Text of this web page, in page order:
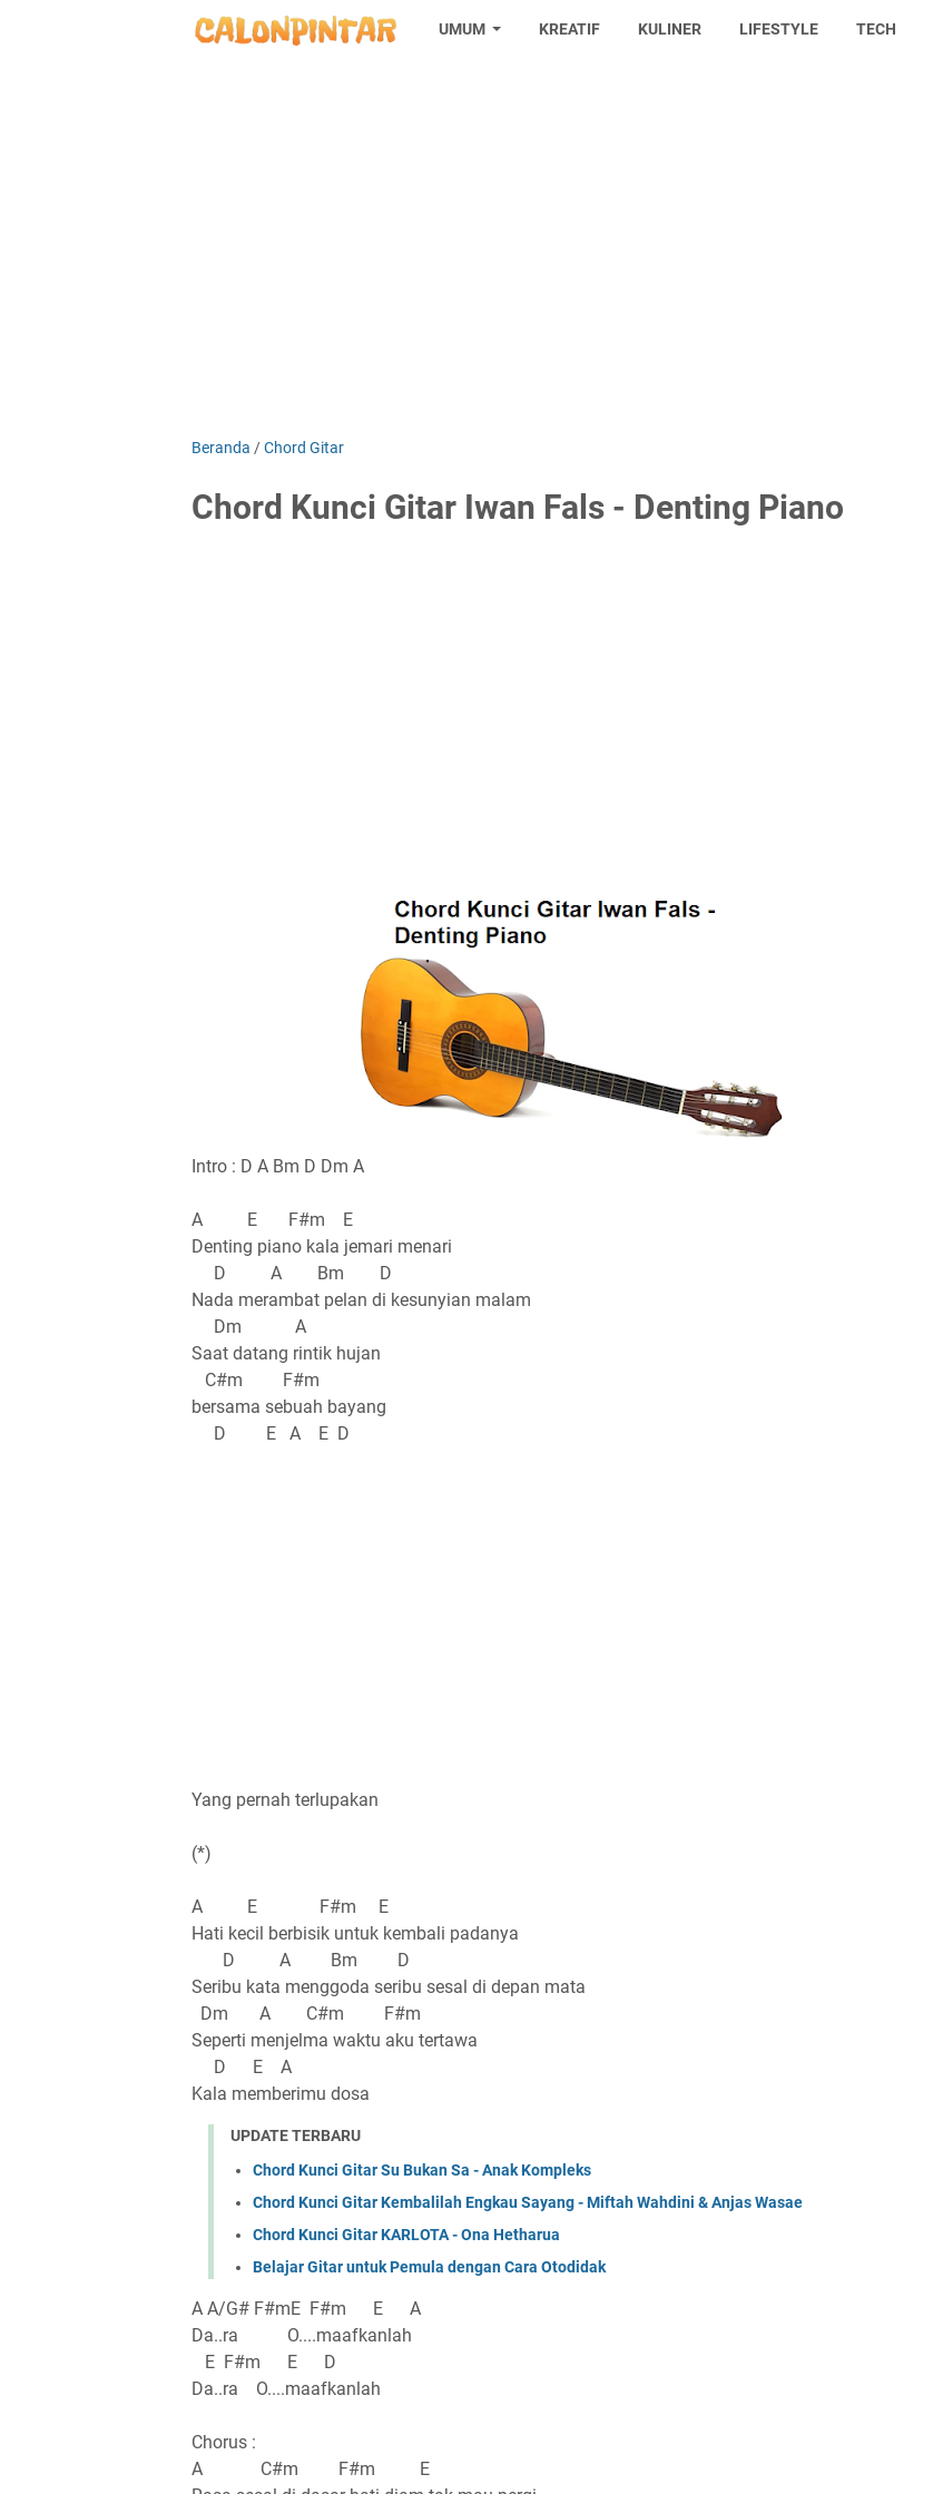
UMUM KREATIF KULINER LIFESTYLE TECH
Beranda /Chord Gitar
Chord Kunci Gitar Iwan Fals - Denting Piano
Intro : D A Bm D Dm A
A E F#m E
Denting piano kala jemari menari
D A Bm D
Nada merambat pelan di kesunyian malam
Dm A
Saat datang rintik hujan
C#m F#m
bersama sebuah bayang
D E A E D
Yang pernah terlupakan
(*)
A E F#m E
Hati kecil berbisik untuk kembali padanya
D A Bm D
Seribu kata menggoda seribu sesal di depan mata
Dm A C#m F#m
Seperti menjelma waktu aku tertawa
D E A
Kala memberimu dosa
UPDATE TERBARU
Chord Kunci Gitar Su Bukan Sa - Anak Kompleks
Chord Kunci Gitar Kembalilah Engkau Sayang - Miftah Wahdini & Anjas Wasae
Chord Kunci Gitar KARLOTA - Ona Hetharua
Belajar Gitar untuk Pemula dengan Cara Otodidak
A A/G# F#mE F#m E A
Da..ra O....maafkanlah
E F#m E D
Da..ra O....maafkanlah
Chorus :
A C#m F#m E